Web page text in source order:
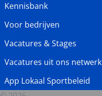
Kennisbank
Voor bedrijven
Vacatures & Stages
Vacatures uit ons netwerk
App Lokaal Sportbeleid